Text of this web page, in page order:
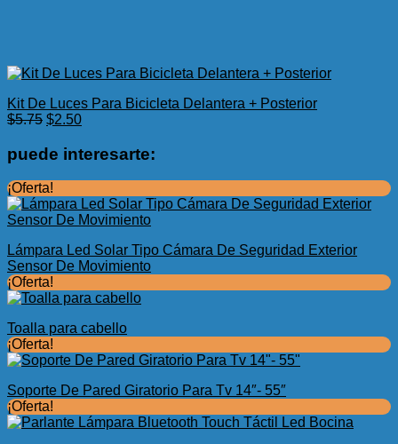
Kit De Luces Para Bicicleta Delantera + Posterior
$5.75 El
original
$5.75.
$2.50El
actual
$2.50.
puede interesarte:
¡Oferta!
Lámpara Led Solar Tipo Cámara De Seguridad Exterior
Sensor De Movimiento
¡Oferta!
Toalla para cabello
¡Oferta!
Soporte De Pared Giratorio Para Tv 14″- 55″
¡Oferta!